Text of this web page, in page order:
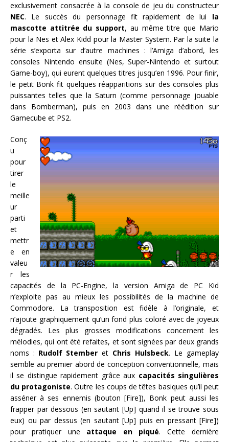
exclusivement consacrée à la console de jeu du constructeur
NEC. Le succès du personnage fit rapidement de lui la
mascotte attitrée du support, au même titre que Mario
pour la Nes et Alex Kidd pour la Master System. Par la suite la
série s’exporta sur d’autre machines : l’Amiga d’abord, les
consoles Nintendo ensuite (Nes, Super-Nintendo et surtout
Game-boy), qui eurent quelques titres jusqu’en 1996. Pour finir,
le petit Bonk fit quelques réapparitions sur des consoles plus
puissantes telles que la Saturn (comme personnage jouable
dans Bomberman), puis en 2003 dans une réédition sur
Gamecube et PS2.
Conç
u
pour
tirer
le
meille
ur
parti
et
mettr
e en
valeu
r les
capacités de la PC-Engine, la version Amiga de PC Kid
n’exploite pas au mieux les possibilités de la machine de
Commodore. La transposition est fidèle à l’originale, et
n’ajoute graphiquement qu’un fond plus coloré avec de joyeux
dégradés. Les plus grosses modifications concernent les
mélodies, qui ont été refaites, et sont signées par deux grands
noms : Rudolf Stember et Chris Hulsbeck. Le gameplay
semble au premier abord de conception conventionnelle, mais
il se distingue rapidement grâce aux capacités singulières
du protagoniste. Outre les coups de têtes basiques qu’il peut
asséner à ses ennemis (bouton [Fire]), Bonk peut aussi les
frapper par dessous (en sautant [Up] quand il se trouve sous
eux) ou par dessus (en sautant [Up] puis en pressant [Fire])
pour pratiquer une attaque en piqué. Cette dernière